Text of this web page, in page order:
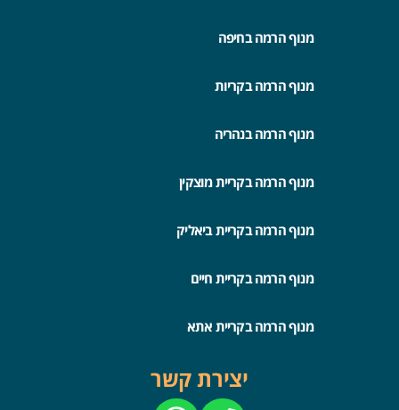
מנוף הרמה בחיפה
מנוף הרמה בקריות
מנוף הרמה בנהריה
מנוף הרמה בקריית מוצקין
מנוף הרמה בקריית ביאליק
מנוף הרמה בקריית חיים
מנוף הרמה בקריית אתא
יצירת קשר